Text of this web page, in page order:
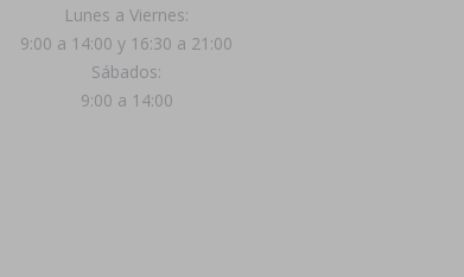
Lunes a Viernes:
9:00 a 14:00 y 16:30 a 21:00
Sábados:
9:00 a 14:00